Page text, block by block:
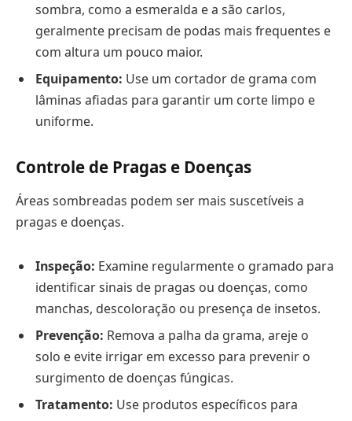
sombra, como a esmeralda e a são carlos,
geralmente precisam de podas mais frequentes e
com altura um pouco maior.
Equipamento: Use um cortador de grama com
lâminas afiadas para garantir um corte limpo e
uniforme.
Controle de Pragas e Doenças
Áreas sombreadas podem ser mais suscetíveis a
pragas e doenças.
Inspeção: Examine regularmente o gramado para
identificar sinais de pragas ou doenças, como
manchas, descoloração ou presença de insetos.
Prevenção: Remova a palha da grama, areje o
solo e evite irrigar em excesso para prevenir o
surgimento de doenças fúngicas.
Tratamento: Use produtos específicos para